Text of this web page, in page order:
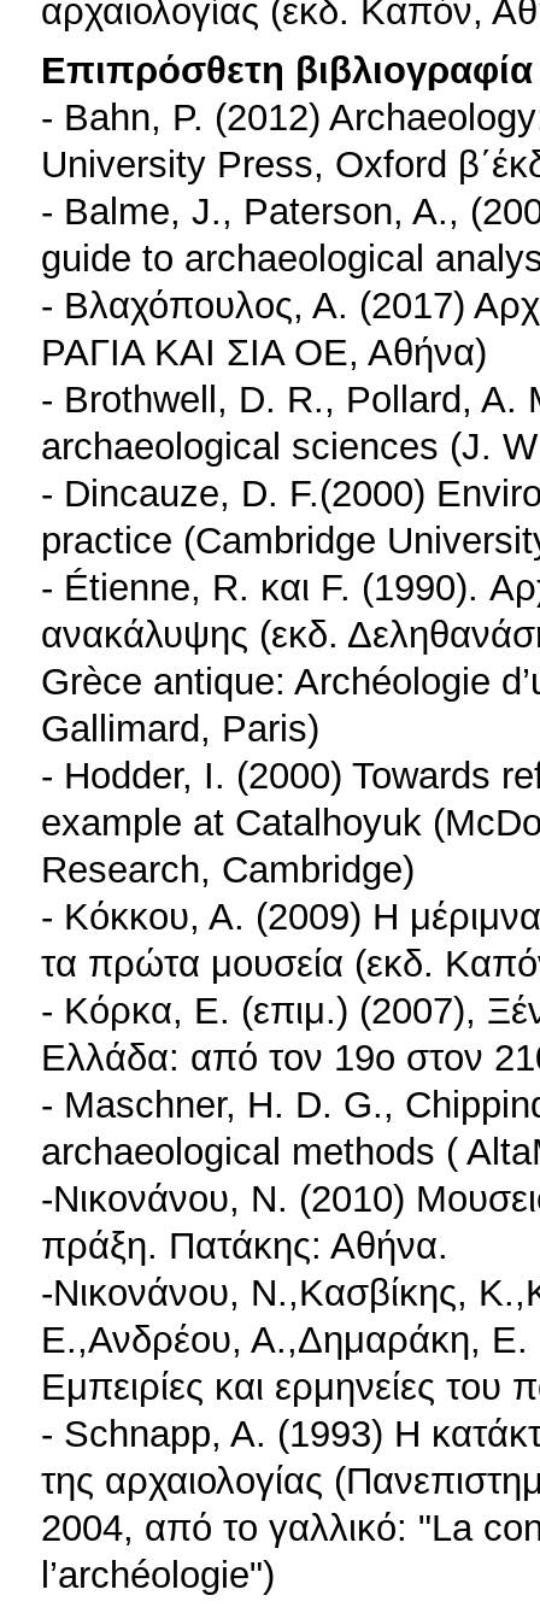
αρχαιολογίας (εκδ. Καπόν,
Επιπρόσθετη βιβλιογραφία
- Bahn, P. (2012)
University Press, Oxford
- Balme, J., Paterson, A.,
guide to archaeological
- Βλαχόπουλος, Α. (2017)
ΡΑΓΙΑ ΚΑΙ ΣΙΑ ΟΕ, Αθήνα)
- Brothwell, D. R., Pollard, A.
archaeological sciences (J.
- Dincauze, D. F.(2000)
practice (Cambridge
- Étienne, R. και F. (1990).
ανακάλυψης (εκδ.
Grèce antique: Archéologie
Gallimard, Paris)
- Hodder, I. (2000) Towards
example at Catalhoyuk
Research, Cambridge)
- Kόκκου, Α. (2009) Η μέριμνα
τα πρώτα μουσεία (εκδ.
- Κόρκα, Ε. (επιμ.) (2007),
Ελλάδα: από τον 19ο στον
- Maschner, H. D. G.,
archaeological methods (
-Νικονάνου, Ν. (2010)
πράξη. Πατάκης: Αθήνα.
-Νικονάνου, Ν.,Κασβίκης,
Ε.,Ανδρέου, Α.,Δημαράκη, Ε.
Εμπειρίες και ερμηνείες
- Schnapp, A. (1993) Η
της αρχαιολογίας
2004, από το γαλλικό: "La
l’archéologie")